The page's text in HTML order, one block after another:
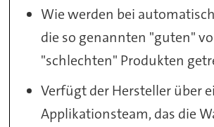
Wie werden bei
die so genannten "guten"
"schlechten" Produkten
Verfügt der Hersteller über
Applikationsteam, das die